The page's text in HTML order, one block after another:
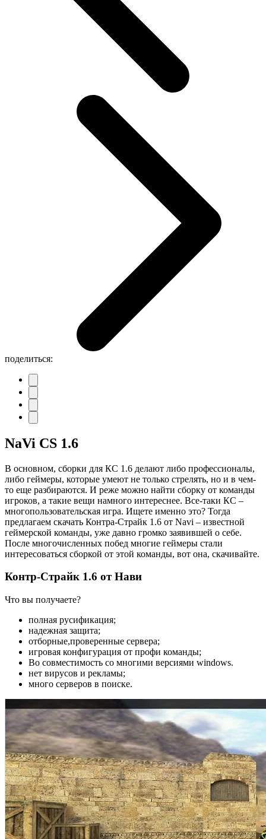
поделиться:
NaVi CS 1.6
В основном, сборки для КС 1.6 делают либо профессионалы,
либо геймеры, которые умеют не только стрелять, но и в чем-
то еще разбираются. И реже можно найти сборку от команды
игроков, а такие вещи намного интереснее. Все-таки КС –
многопользовательская игра. Ищете именно это? Тогда
предлагаем скачать Контра-Страйк 1.6 от Navi – известной
геймерской команды, уже давно громко заявившей о себе.
После многочисленных побед многие геймеры стали
интересоваться сборкой от этой команды, вот она, скачивайте.
Контр-Страйк 1.6 от Нави
Что вы получаете?
полная русификация;
надежная защита;
отборные,проверенные сервера;
игровая конфигурация от профи команды;
Во совместимость со многими версиями windows.
нет вирусов и рекламы;
много серверов в поиске.